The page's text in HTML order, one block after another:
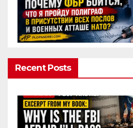
Recent Posts